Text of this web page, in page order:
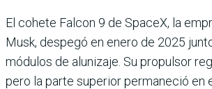
El cohete Falcon 9 de SpaceX, la
Musk, despegó en enero de 2025
módulos de alunizaje. Su propulsor
pero la parte superior permaneció en